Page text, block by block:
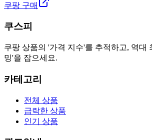
쿠팡 구매
쿠스피
쿠팡 상품의 '가격 지수'를 추적하고, 역대
밍'을 잡으세요.
카테고리
전체 상품
급락한 상품
인기 상품